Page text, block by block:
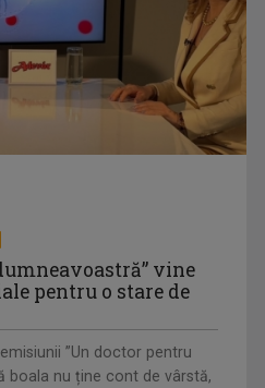
FIFA de privatizare parțială a
ARC – Acolo unde începe
vine
pentru o stare de
”Un doctor pentru
boala nu ține cont de vârstă,